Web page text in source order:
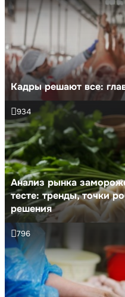
Кадры решают все:
Анализ рынка
тесте: тренды, точки
решения
934
796